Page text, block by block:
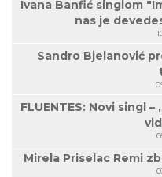
Ivana Banfić singlom
nas je
Sandro Bjelanović
FLUENTES: Novi singl
Mirela Priselac Remi